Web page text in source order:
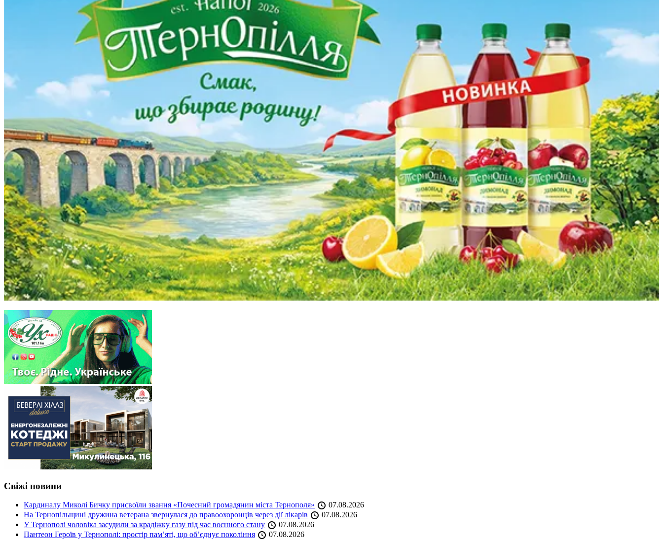
Свіжі новини
Кардиналу Миколі Бичку присвоїли звання «Почесний громадянин міста Тернополя»
07.08.2026
На Тернопільщині дружина ветерана звернулася до правоохоронців через дії лікарів
07.08.2026
У Тернополі чоловіка засудили за крадіжку газу під час воєнного стану
07.08.2026
Пантеон Героїв у Тернополі: простір пам’яті, що об’єднує покоління
07.08.2026